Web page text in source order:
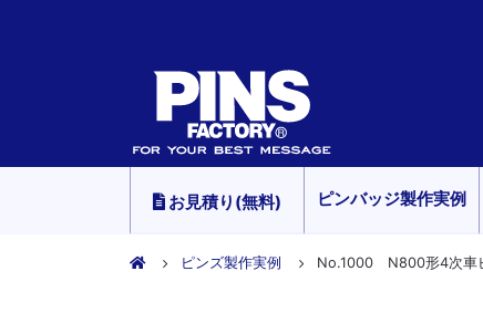
お見積り(無料) ピンバッジ製作実例
ピンズ製作実例 No.1000 N800形4次車